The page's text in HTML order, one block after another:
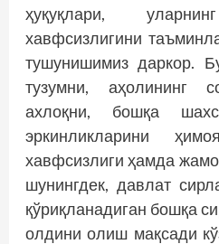
ҳуқуқлари,
хавфсизлигини
тушунишимиз даркор.
тузумни, аҳолининг
ахлоқни, бош­­қа
эркинлик­ларини
хавфсизлиги ҳамда
шунингдек, давлат
қўриқланадиган бошқа
олдини олиш мақсади